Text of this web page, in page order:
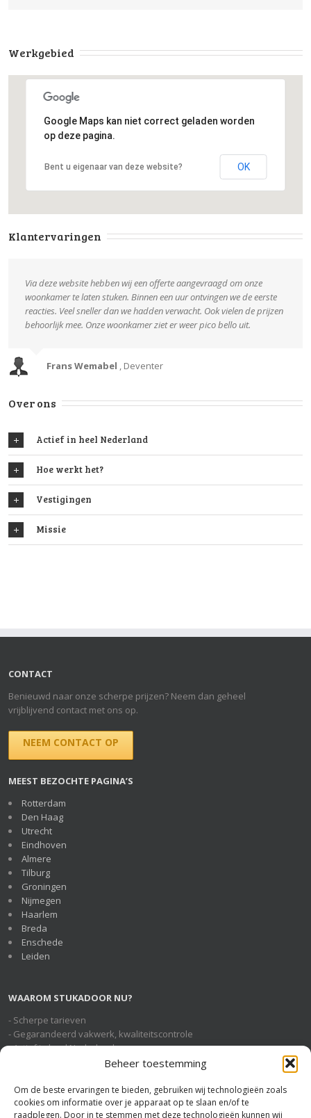
Beheer toestemming
Om de beste ervaringen te bieden, gebruiken wij technologieën zoals
cookies om informatie over je apparaat op te slaan en/of te
raadplegen. Door in te stemmen met deze technologieën kunnen wij
Werkgebied
Google Maps kan niet correct geladen worden
op deze pagina.
Bent u eigenaar van deze website? OK
Klantervaringen
Via deze website hebben wij een offerte aangevraagd om onze
woonkamer te laten stuken. Binnen een uur ontvingen we de eerste
reacties. Veel sneller dan we hadden verwacht. Ook vielen de prijzen
behoorlijk mee. Onze woonkamer ziet er weer pico bello uit.
Frans Wemabel , Deventer
Over ons
Actief in heel Nederland
Hoe werkt het?
Vestigingen
Missie
CONTACT
Benieuwd naar onze scherpe prijzen? Neem dan geheel
vrijblijvend contact met ons op.
NEEM CONTACT OP
MEEST BEZOCHTE PAGINA’S
Rotterdam
Den Haag
Utrecht
Eindhoven
Almere
Tilburg
Groningen
Nijmegen
Haarlem
Breda
Enschede
Leiden
WAAROM STUKADOOR NU?
- Scherpe tarieven
- Gegarandeerd vakwerk, kwaliteitscontrole
- Actief in heel Nederland
- Geheel gratis en vrijblijvende service
STUKADOOR NU OP SOCIAL MEDIA